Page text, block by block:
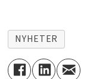
NYHETER